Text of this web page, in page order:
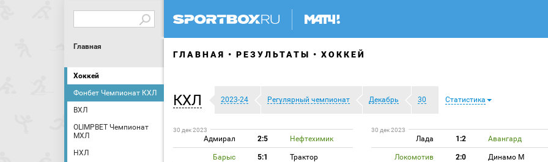
Главная
Хоккей
Фонбет Чемпионат КХЛ
ВХЛ
OLIMPBET Чемпионат
МХЛ
НХЛ
ГЛАВНАЯ РЕЗУЛЬТАТЫ ХОККЕЙ
КХЛ 2023-24 Регулярный чемпионат Декабрь 30 Статистика
30 дек 2023
Адмирал 2:5 Нефтехимик
Барыс 5:1 Трактор
30 дек 2023
Лада 1:2 Авангард
Локомотив 2:0 Динамо М